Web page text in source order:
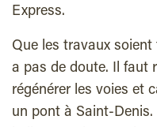
Express.
Que les travaux soient
a pas de doute. Il faut
régénérer les voies et
un pont à Saint-